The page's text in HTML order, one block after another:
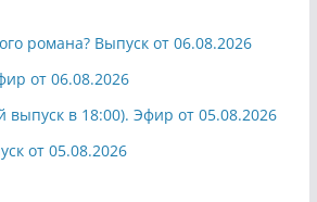
романа? Выпуск от 06.08.2026
от 06.08.2026
выпуск в 18:00). Эфир от 05.08.2026
от 05.08.2026